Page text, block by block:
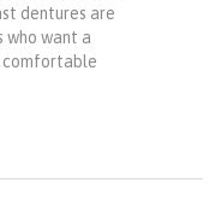
dentures are
want a
comfortable